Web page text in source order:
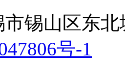
市锡山区东
号-1